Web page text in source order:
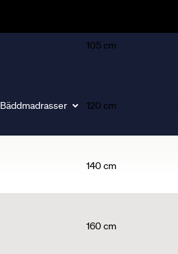
Bäddmadrasser
105 cm
120 cm
140 cm
160 cm